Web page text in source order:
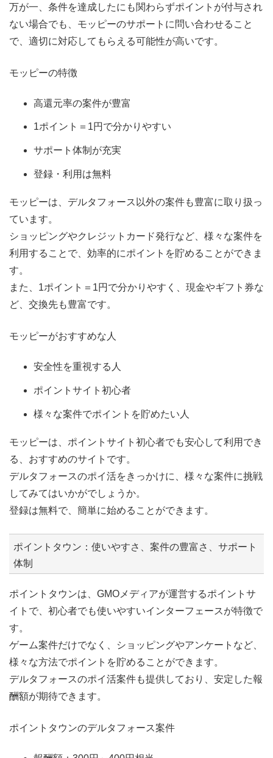
万が一、条件を達成したにも関わらずポイントが付与され
ない場合でも、モッピーのサポートに問い合わせること
で、適切に対応してもらえる可能性が高いです。
モッピーの特徴
高還元率の案件が豊富
1ポイント＝1円で分かりやすい
サポート体制が充実
登録・利用は無料
モッピーは、デルタフォース以外の案件も豊富に取り扱っ
ています。
ショッピングやクレジットカード発行など、様々な案件を
利用することで、効率的にポイントを貯めることができま
す。
また、1ポイント＝1円で分かりやすく、現金やギフト券な
ど、交換先も豊富です。
モッピーがおすすめな人
安全性を重視する人
ポイントサイト初心者
様々な案件でポイントを貯めたい人
モッピーは、ポイントサイト初心者でも安心して利用でき
る、おすすめのサイトです。
デルタフォースのポイ活をきっかけに、様々な案件に挑戦
してみてはいかがでしょうか。
登録は無料で、簡単に始めることができます。
ポイントタウン：使いやすさ、案件の豊富さ、サポート
体制
ポイントタウンは、GMOメディアが運営するポイントサ
イトで、初心者でも使いやすいインターフェースが特徴で
す。
ゲーム案件だけでなく、ショッピングやアンケートなど、
様々な方法でポイントを貯めることができます。
デルタフォースのポイ活案件も提供しており、安定した報
酬額が期待できます。
ポイントタウンのデルタフォース案件